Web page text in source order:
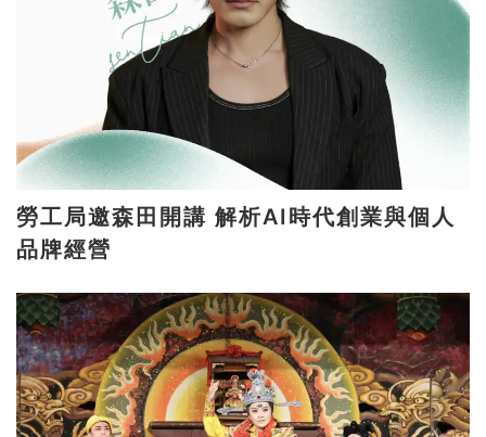
勞工局邀森田開講 解析AI時代創業與個人
品牌經營